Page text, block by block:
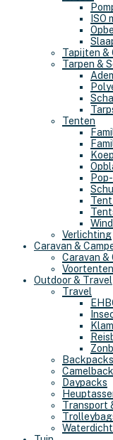
ISO
Tapijten &
Tarpen &
Tenten
Verlichting
Caravan &
Caravan &
Outdoor & Travel
Travel
Backpacks
Camelback
Daypacks
Transport